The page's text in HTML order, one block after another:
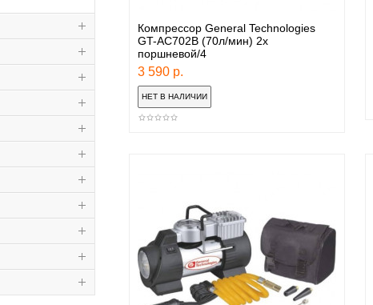
Компрессор General Technologies
GT-AC702B (70л/мин) 2х
поршневой/4
3 590 р.